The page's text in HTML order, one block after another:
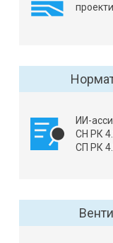
ИИ-
СН РК
СП РК